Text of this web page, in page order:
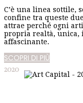
C’è una linea sottile,
confine tra queste
attrae perché ogni
propria realtà, unica,
affascinante.
SCOPRI DI PIÙ
2020